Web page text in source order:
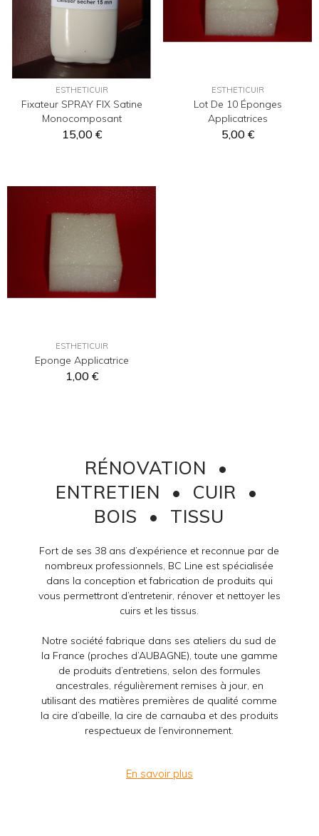
ESTHETICUIR
Fixateur SPRAY FIX Satine
Monocomposant
15,00 €
ESTHETICUIR
Lot De 10 Éponges
Applicatrices
5,00 €
ESTHETICUIR
Eponge Applicatrice
1,00 €
RÉNOVATION •
ENTRETIEN • CUIR •
BOIS • TISSU
Fort de ses 38 ans d’expérience et reconnue par de
nombreux professionnels, BC Line est spécialisée
dans la conception et fabrication de produits qui
vous permettront d’entretenir, rénover et nettoyer les
cuirs et les tissus.
Notre société fabrique dans ses ateliers du sud de
la France (proches d’AUBAGNE), toute une gamme
de produits d’entretiens, selon des formules
ancestrales, régulièrement remises à jour, en
utilisant des matières premières de qualité comme
la cire d’abeille, la cire de carnauba et des produits
respectueux de l’environnement.
En savoir plus